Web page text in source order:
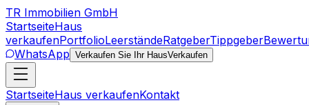
TR Immobilien GmbH
StartseiteHaus
verkaufenPortfolioLeerständeRatgeberTippgeber
WhatsApp Verkaufen Sie Ihr HausVerkaufen
StartseiteHaus verkaufenKontakt